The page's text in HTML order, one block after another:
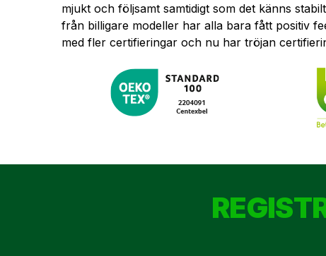
mjukt och följsamt samtidigt som det känns
från billigare modeller har alla bara fått positiv
med fler certifieringar och nu har tröjan